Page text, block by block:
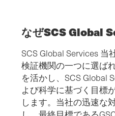
なぜSCS Global
SCS Global Services
検証機関の一つに選ば
を活かし、SCS Global
よび科学に基づく目標
します。当社の迅速な